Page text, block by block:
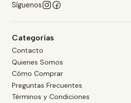
Síguenos
Categorías
Contacto
Quienes Somos
Cómo Comprar
Preguntas Frecuentes
Términos y Condiciones